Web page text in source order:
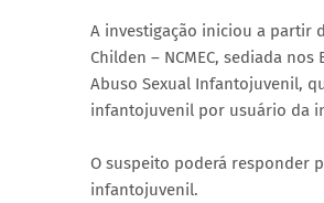
A investigação iniciou a partir
Childen – NCMEC, sediada
Abuso Sexual Infantojuvenil,
infantojuvenil por usuário da
O suspeito poderá responder
infantojuvenil.